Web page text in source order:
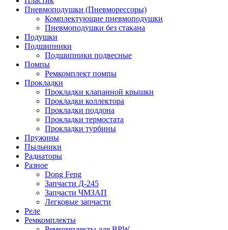
Пневмоподушки (Пневморессоры)
Комплектующие пневмоподушки
Пневмоподушки без стакана
Подушки
Подшипники
Подшипники подвесные
Помпы
Ремкомплект помпы
Прокладки
Прокладки клапанной крышки
Прокладки коллектора
Прокладки поддона
Прокладки термостата
Прокладки турбины
Пружины
Пыльники
Радиаторы
Разное
Dong Feng
Запчасти Д-245
Запчасти ЧМЗАП
Легковые запчасти
Реле
Ремкомплекты